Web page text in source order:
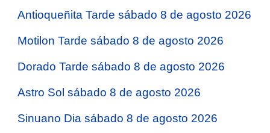
Antioqueñita Tarde sábado 8 de agosto 2026
Motilon Tarde sábado 8 de agosto 2026
Dorado Tarde sábado 8 de agosto 2026
Astro Sol sábado 8 de agosto 2026
Sinuano Dia sábado 8 de agosto 2026